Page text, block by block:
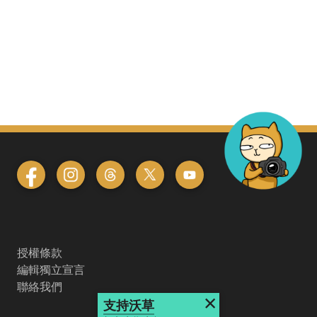
授權條款
編輯獨立宣言
聯絡我們
支持沃草 ×